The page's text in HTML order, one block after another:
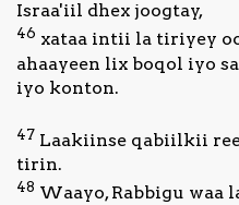
Israa'iil dhex joogtay,
46 xataa intii la tiriyey
ahaayeen lix boqol iyo
iyo konton.
47 Laakiinse qabiilkii
tirin.
48 Waayo, Rabbigu waa